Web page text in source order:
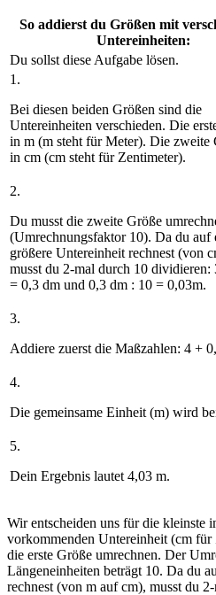
So addierst du Größen mit
Untereinheiten:
Du sollst diese Aufgabe lösen.
1.
Bei diesen beiden Größen sind die
Untereinheiten verschieden. Die
in m (m steht für Meter). Die zweite
in cm (cm steht für Zentimeter).
2.
Du musst die zweite Größe
(Umrechnungsfaktor 10). Da du auf
größere Untereinheit rechnest (von
musst du 2-mal durch 10 dividieren:
= 0,3 dm und 0,3 dm : 10 = 0,03m.
3.
Addiere zuerst die Maßzahlen: 4 +
4.
Die gemeinsame Einheit (m) wird
5.
Dein Ergebnis lautet 4,03 m.
Wir entscheiden uns für die kleinste
vorkommenden Untereinheit (cm für
die erste Größe umrechnen. Der
Längeneinheiten beträgt 10. Da du
rechnest (von m auf cm), musst du